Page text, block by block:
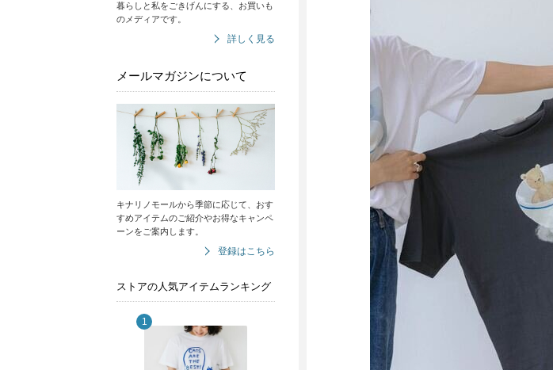
暮らしと私をごきげんにする、お買いも
のメディアです。
詳しく見る
メールマガジンについて
キナリノモールから季節に応じて、おす
すめアイテムのご紹介やお得なキャンペ
ーンをご案内します。
登録はこちら
ストアの人気アイテムランキング